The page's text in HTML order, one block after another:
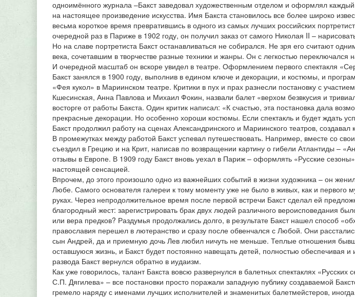
одноимённого журнала –Бакст заведовал художественным отделом и оформлял
на настоящее произведение искусства. Имя Бакста становилось все более широко
весьма короткое время превратившись в одного из самых лучших российских
очередной раз в Париже в 1902 году, он получил заказ от самого Николая II –
Но на славе портретиста Бакст останавливаться не собирался. Не зря его считают
века, сочетавшим в творчестве разные техники и жанры. Он с легкостью переключался
И очередной масштаб он вскоре увидел в театре. Оформлением первого спектакля
Бакст занялся в 1900 году, выполнив в едином ключе и декорации, и костюмы, и
«Фея кукол» в Мариинском театре. Критики в пух и прах разнесли постановку с
Кшесинская, Анна Павлова и Михаил Фокин, назвали балет «верхом безвкусия и
восторге от работы Бакста. Один критик написал: «К счастью, эта постановка дала
прекрасные декорации. Но особенно хороши костюмы. Если спектакль и будет ждать
Бакст продолжил работу на сценах Александринского и Мариинского театров,
В промежутках между работой Бакст успевал путешествовать. Например, вместе со
съездил в Грецию и на Крит, написав по возвращении картину о гибели Атлантиды –
отзывы в Европе. В 1909 году Бакст вновь уехал в Париж – оформлять «Русские
настоящей сенсацией.
Впрочем, до этого произошло одно из важнейших событий в жизни художника – он
Любе. Самого основателя галереи к тому моменту уже не было в живых, как и
руках. Через непродолжительное время после первой встречи Бакст сделал ей
благородный жест: зарегистрировать брак двух людей различного вероисповедания
или вера предков? Раздумья продолжались долго, в результате Бакст нашел способ
православия перешел в лютеранство и сразу после обвенчался с Любой. Они
сын Андрей, да и приемную дочь Лев любил ничуть не меньше. Теплые отношения
оставшуюся жизнь, и Бакст будет постоянно навещать детей, полностью обеспечивая
развода Бакст вернулся обратно в иудаизм.
Как уже говорилось, талант Бакста вовсю развернулся в балетных спектаклях «Русских
С.П. Дягилева» – все постановки просто поражали западную публику создаваемой
гремело наряду с именами лучших исполнителей и знаменитых балетмейстеров,